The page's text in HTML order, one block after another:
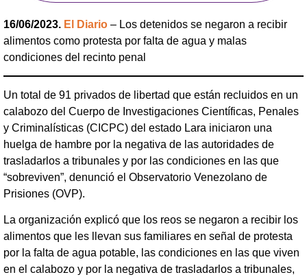
16/06/2023. El Diario – Los detenidos se negaron a recibir
alimentos como protesta por falta de agua y malas
condiciones del recinto penal
Un total de 91 privados de libertad que están recluidos en un
calabozo del Cuerpo de Investigaciones Científicas, Penales
y Criminalísticas (CICPC) del estado Lara iniciaron una
huelga de hambre por la negativa de las autoridades de
trasladarlos a tribunales y por las condiciones en las que
“sobreviven”, denunció el Observatorio Venezolano de
Prisiones (OVP).
La organización explicó que los reos se negaron a recibir los
alimentos que les llevan sus familiares en señal de protesta
por la falta de agua potable, las condiciones en las que viven
en el calabozo y por la negativa de trasladarlos a tribunales,